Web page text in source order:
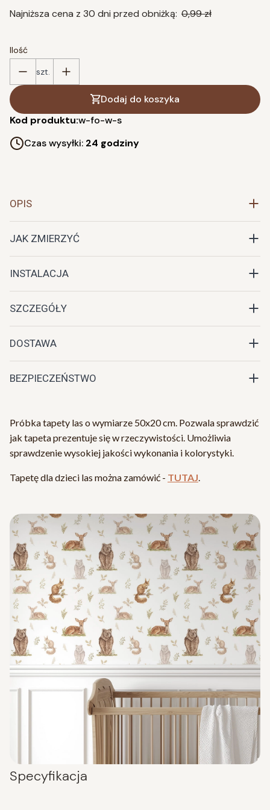
Najniższa cena z 30 dni przed obniżką: 0,99 zł
Ilość
szt.
Dodaj do koszyka
Kod produktu:w-fo-w-s
Czas wysyłki: 24 godziny
OPIS
JAK ZMIERZYĆ
SZCZEGÓŁY
DOSTAWA
BEZPIECZEŃSTWO
INSTALACJA
Próbka tapety las o wymiarze 50x20 cm. Pozwala sprawdzić
jak tapeta prezentuje się w rzeczywistości. Umożliwia
sprawdzenie wysokiej jakości wykonania i kolorystyki.
Tapetę dla dzieci las można zamówić - TUTAJ.
Specyfikacja